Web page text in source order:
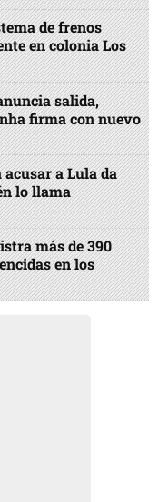
de frenos
en colonia Los
salida,
firma con nuevo
a Lula da
lo llama
más de 390
en los